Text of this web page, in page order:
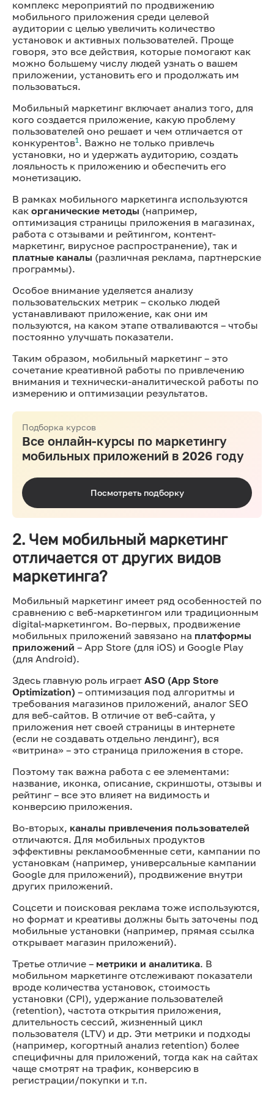
комплекс мероприятий по продвижению
мобильного приложения среди целевой
аудитории с целью увеличить количество
установок и активных пользователей. Проще
говоря, это все действия, которые помогают как
можно большему числу людей узнать о вашем
приложении, установить его и продолжать им
пользоваться.
Мобильный маркетинг включает анализ того, для
кого создается приложение, какую проблему
пользователей оно решает и чем отличается от
конкурентов1 . Важно не только привлечь
установки, но и удержать аудиторию, создать
лояльность к приложению и обеспечить его
монетизацию.
В рамках мобильного маркетинга используются
как органические методы (например,
оптимизация страницы приложения в магазинах,
работа с отзывами и рейтингом, контент-
маркетинг, вирусное распространение), так и
платные каналы (различная реклама, партнерские
программы).
Особое внимание уделяется анализу
пользовательских метрик – сколько людей
устанавливают приложение, как они им
пользуются, на каком этапе отваливаются – чтобы
постоянно улучшать показатели.
Таким образом, мобильный маркетинг – это
сочетание креативной работы по привлечению
внимания и технически-аналитической работы по
измерению и оптимизации результатов.
Подборка курсов
Все онлайн-курсы по маркетингу
мобильных приложений в 2026 году
Посмотреть подборку
2. Чем мобильный маркетинг
отличается от других видов
маркетинга?
Мобильный маркетинг имеет ряд особенностей по
сравнению с веб-маркетингом или традиционным
digital-маркетингом. Во-первых, продвижение
мобильных приложений завязано на платформы
приложений – App Store (для iOS) и Google Play
(для Android).
Здесь главную роль играет ASO (App Store
Optimization) – оптимизация под алгоритмы и
требования магазинов приложений, аналог SEO
для веб-сайтов. В отличие от веб-сайта, у
приложения нет своей страницы в интернете
(если не создавать отдельно лендинг), вся
«витрина» – это страница приложения в сторе.
Поэтому так важна работа с ее элементами:
название, иконка, описание, скриншоты, отзывы и
рейтинг – все это влияет на видимость и
конверсию приложения.
Во-вторых, каналы привлечения пользователей
отличаются. Для мобильных продуктов
эффективны рекламообменные сети, кампании по
установкам (например, универсальные кампании
Google для приложений), продвижение внутри
других приложений.
Соцсети и поисковая реклама тоже используются,
но формат и креативы должны быть заточены под
мобильные установки (например, прямая ссылка
открывает магазин приложений).
Третье отличие – метрики и аналитика. В
мобильном маркетинге отслеживают показатели
вроде количества установок, стоимость
установки (CPI), удержание пользователей
(retention), частота открытия приложения,
длительность сессий, жизненный цикл
пользователя (LTV) и др. Эти метрики и подходы
(например, когортный анализ retention) более
специфичны для приложений, тогда как на сайтах
чаще смотрят на трафик, конверсию в
регистрации/покупки и т.п.